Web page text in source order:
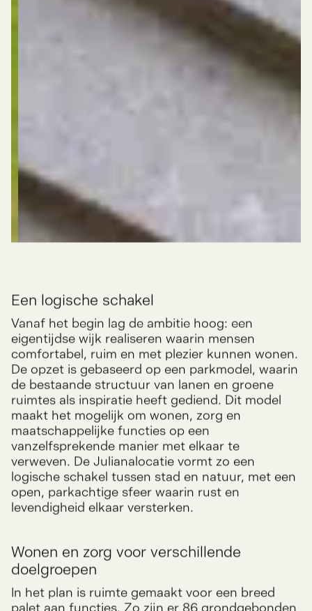
Een logische schakel
Vanaf het begin lag de ambitie hoog: een
eigentijdse wijk realiseren waarin mensen
comfortabel, ruim en met plezier kunnen wonen.
De opzet is gebaseerd op een parkmodel, waarin
de bestaande structuur van lanen en groene
ruimtes als inspiratie heeft gediend. Dit model
maakt het mogelijk om wonen, zorg en
maatschappelijke functies op een
vanzelfsprekende manier met elkaar te
verweven. De Julianalocatie vormt zo een
logische schakel tussen stad en natuur, met een
open, parkachtige sfeer waarin rust en
Wonen en zorg voor verschillende
doelgroepen